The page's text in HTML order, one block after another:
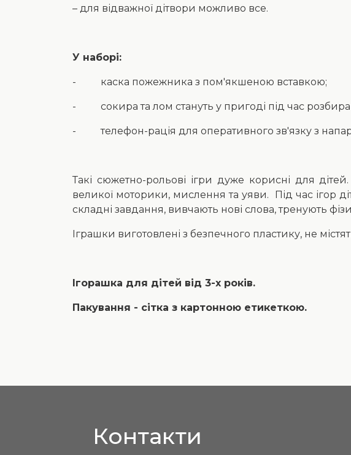
– для відважної дітвори можливо все.
У наборі:
- каска пожежника з пом'якшеною вставкою;
- сокира та лом стануть у пригоді під час
- телефон-рація для оперативного зв'язку з
Такі сюжетно-рольові ігри дуже корисні для
великої моторики, мислення та уяви. Під час ігор
складні завдання, вивчають нові слова, тренують
Іграшки виготовлені з безпечного пластику, не
Ігорашка для дітей від 3-х років.
Пакування - сітка з картонною етикеткою.
Контакти